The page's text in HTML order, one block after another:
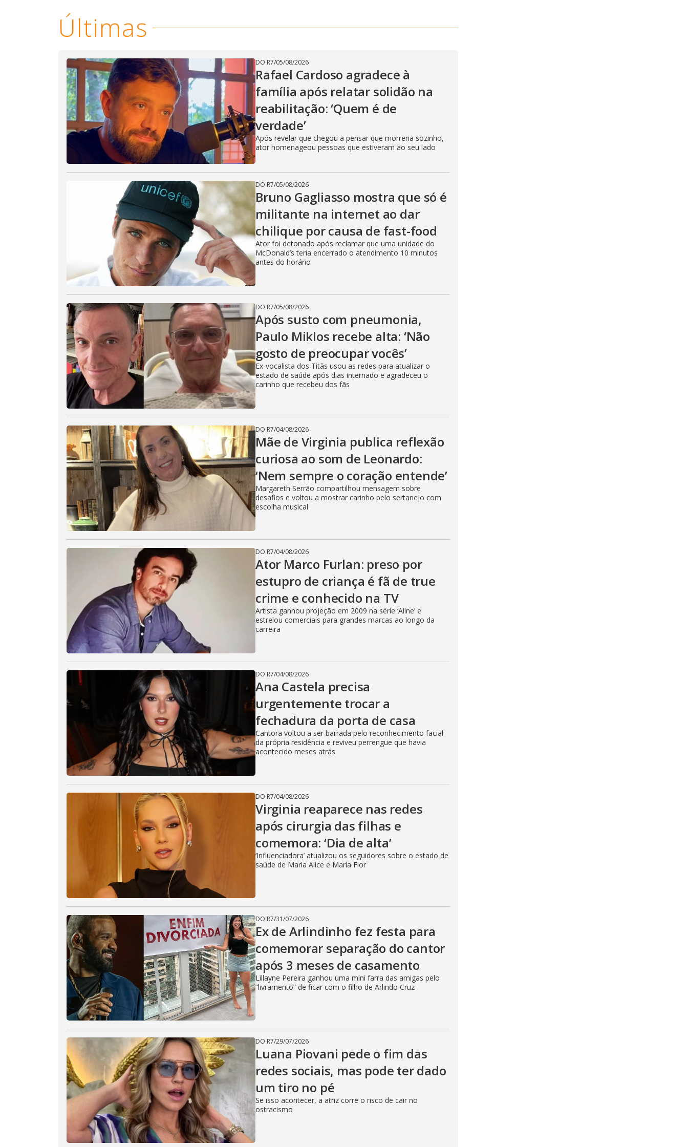
V
i
d
e
o
Últimas
DO R7/05/08/2026
Rafael Cardoso agradece à
família após relatar solidão na
reabilitação: ‘Quem é de
verdade’
Após revelar que chegou a pensar que morreria sozinho,
ator homenageou pessoas que estiveram ao seu lado
DO R7/05/08/2026
Bruno Gagliasso mostra que só é
militante na internet ao dar
chilique por causa de fast-food
Ator foi detonado após reclamar que uma unidade do
McDonald’s teria encerrado o atendimento 10 minutos
antes do horário
DO R7/05/08/2026
Após susto com pneumonia,
Paulo Miklos recebe alta: ‘Não
gosto de preocupar vocês’
Ex-vocalista dos Titãs usou as redes para atualizar o
estado de saúde após dias internado e agradeceu o
carinho que recebeu dos fãs
DO R7/04/08/2026
Mãe de Virginia publica reflexão
curiosa ao som de Leonardo:
‘Nem sempre o coração entende’
Margareth Serrão compartilhou mensagem sobre
desafios e voltou a mostrar carinho pelo sertanejo com
escolha musical
DO R7/04/08/2026
Ator Marco Furlan: preso por
estupro de criança é fã de true
crime e conhecido na TV
Artista ganhou projeção em 2009 na série ‘Aline’ e
estrelou comerciais para grandes marcas ao longo da
carreira
DO R7/04/08/2026
Ana Castela precisa
urgentemente trocar a
fechadura da porta de casa
Cantora voltou a ser barrada pelo reconhecimento facial
da própria residência e reviveu perrengue que havia
acontecido meses atrás
DO R7/04/08/2026
Virginia reaparece nas redes
após cirurgia das filhas e
comemora: ‘Dia de alta’
‘Influenciadora’ atualizou os seguidores sobre o estado de
saúde de Maria Alice e Maria Flor
DO R7/31/07/2026
Ex de Arlindinho fez festa para
comemorar separação do cantor
após 3 meses de casamento
Lillayne Pereira ganhou uma mini farra das amigas pelo
“livramento” de ficar com o filho de Arlindo Cruz
DO R7/29/07/2026
Luana Piovani pede o fim das
redes sociais, mas pode ter dado
um tiro no pé
Se isso acontecer, a atriz corre o risco de cair no
ostracismo